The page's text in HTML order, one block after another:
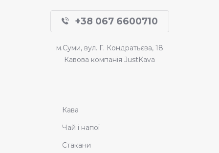
+38 067 6600710
м.Суми, вул. Г. Кондратьєва, 18
Кавова компанія JustKava
Кава
Чай і напої
Стакани